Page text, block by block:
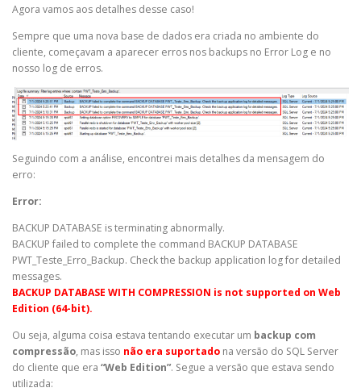
Agora vamos aos detalhes desse caso!
Sempre que uma nova base de dados era criada no ambiente do
cliente, começavam a aparecer erros nos backups no Error Log e no
nosso log de erros.
Seguindo com a análise, encontrei mais detalhes da mensagem do
erro:
Error:
BACKUP DATABASE is terminating abnormally.
BACKUP failed to complete the command BACKUP DATABASE
PWT_Teste_Erro_Backup. Check the backup application log for detailed
messages.
BACKUP DATABASE WITH COMPRESSION is not supported on Web
Edition (64-bit).
Ou seja, alguma coisa estava tentando executar um backup com
compressão, mas isso não era suportado na versão do SQL Server
do cliente que era “Web Edition”. Segue a versão que estava sendo
utilizada: